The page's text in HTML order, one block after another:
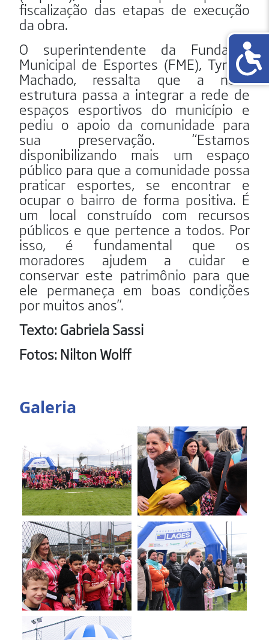
fiscalização das etapas de execução
da obra.
O superintendente da Fundação
Municipal de Esportes (FME), Tyrone
Machado, ressalta que a nova
estrutura passa a integrar a rede de
espaços esportivos do município e
pediu o apoio da comunidade para
sua preservação. “Estamos
disponibilizando mais um espaço
público para que a comunidade possa
praticar esportes, se encontrar e
ocupar o bairro de forma positiva. É
um local construído com recursos
públicos e que pertence a todos. Por
isso, é fundamental que os
moradores ajudem a cuidar e
conservar este patrimônio para que
ele permaneça em boas condições
por muitos anos”.
Texto: Gabriela Sassi
Fotos: Nilton Wolff
Galeria